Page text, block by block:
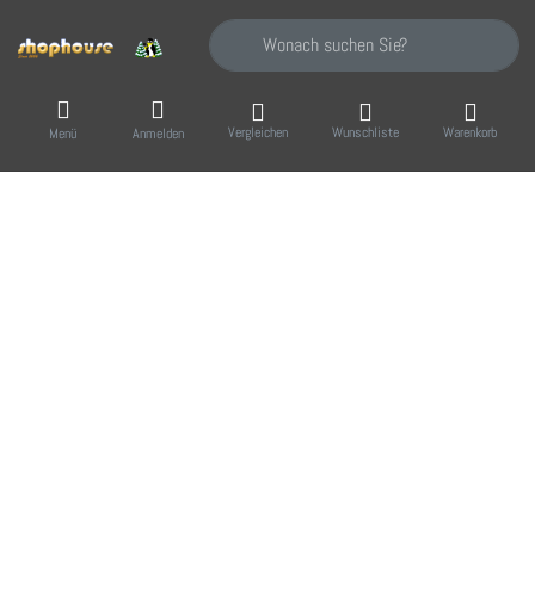
Geben Sie einen Suchbegriff ein. Während
Menü Anmelden Vergleichen Wunschliste Warenkorb